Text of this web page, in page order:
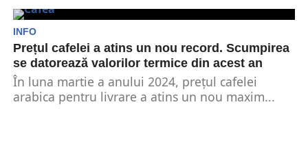
perspectivele ușor pozitive ale...
INFO
Prețul cafelei a atins un nou record. Scumpirea
se datorează valorilor termice din acest an
În luna martie a anului 2024, prețul cafelei
arabica pentru livrare a atins un nou maxim...